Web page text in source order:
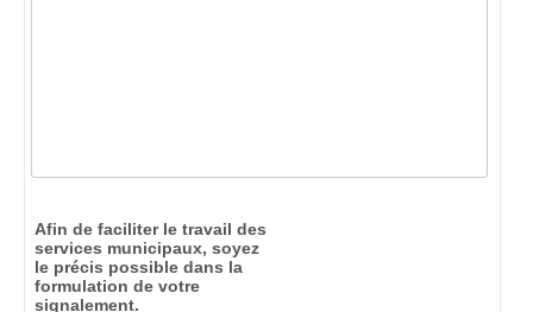
Afin de faciliter le travail des
services municipaux, soyez
le précis possible dans la
formulation de votre
signalement.